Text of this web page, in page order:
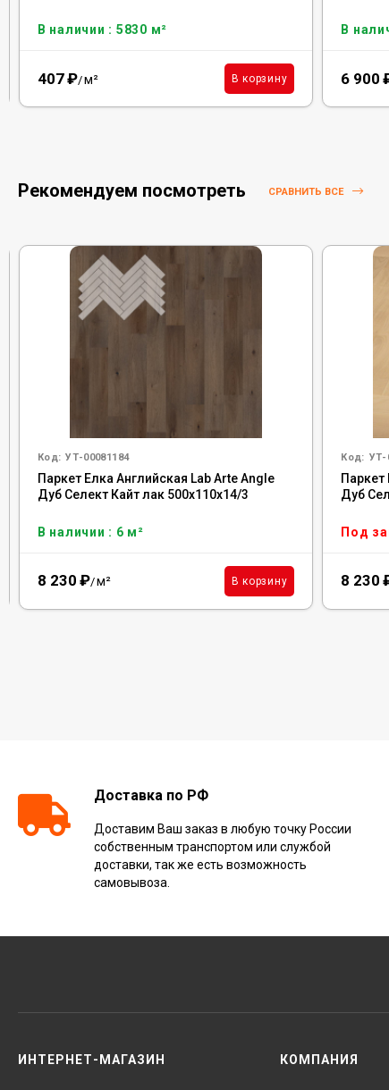
В наличии : 5830 м²
407₽/м² В корзину
В
6 900
Рекомендуем посмотреть СРАВНИТЬ ВСЕ
Код: УТ-00081184
Паркет Елка Английская Lab Arte Angle
Дуб Селект Кайт лак 500х110х14/3
В наличии : 6 м²
8 230 ₽/м² В корзину
Код: УТ-
Паркет
Дуб
Под
8 230
Доставка по РФ
Доставим Ваш заказ в любую точку России
собственным транспортом или службой
доставки, так же есть возможность
самовывоза.
ИНТЕРНЕТ-МАГАЗИН КОМПАНИЯ